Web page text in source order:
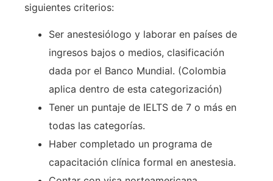
siguientes criterios:
Ser anestesiólogo y laborar en países de
ingresos bajos o medios, clasificación
dada por el Banco Mundial. (Colombia
aplica dentro de esta categorización)
Tener un puntaje de IELTS de 7 o más en
todas las categorías.
Haber completado un programa de
capacitación clínica formal en anestesia.